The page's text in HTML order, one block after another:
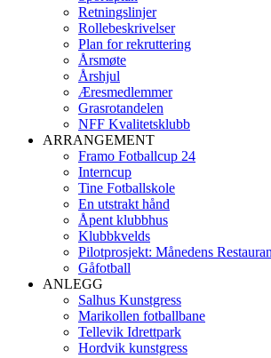
Retningslinjer
Rollebeskrivelser
Plan for rekruttering
Årsmøte
Årshjul
Æresmedlemmer
Grasrotandelen
NFF Kvalitetsklubb
ARRANGEMENT
Framo Fotballcup 24
Interncup
Tine Fotballskole
En utstrakt hånd
Åpent klubbhus
Klubbkvelds
Pilotprosjekt: Månedens
Gåfotball
ANLEGG
Salhus Kunstgress
Marikollen fotballbane
Tellevik Idrettpark
Hordvik kunstgress